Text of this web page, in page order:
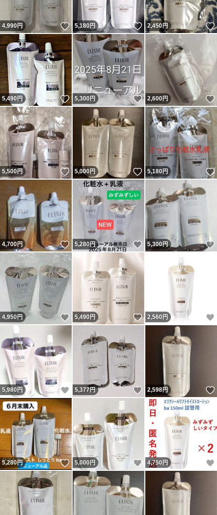
4,990円 いいね！
5,180円 いいね！
2,450円
5,490円 いいね！
5,300円 いいね！
2,600円
5,500円 いいね！
5,000円 いいね！
5,180円
4,700円 いいね！
5,280円 いいね！
5,300円
4,950円 いいね！
5,490円 いいね！
2,560 円
5,980円 いいね！
5,377円 いいね！
2,598円
5,280円 いいね！
5,000円 いいね！
4,750 円